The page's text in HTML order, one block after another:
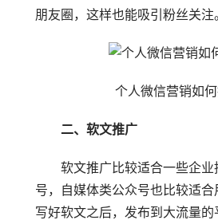
朋友圈，这样也能吸引粉丝关注
个人微信营销如
二、软文推广
软文推广比较适合一些企业
号，自媒体类公众号也比较适合
写好软文之后，发布到大流量的